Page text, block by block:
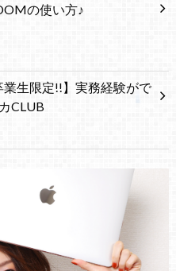
の使い方♪
業生限定!!】実務経験がで
CLUB